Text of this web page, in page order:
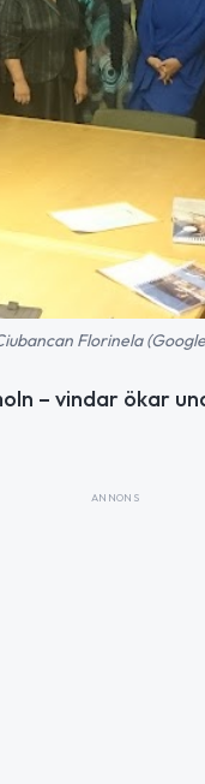
Florinela
– vindar ökar
ANNONS